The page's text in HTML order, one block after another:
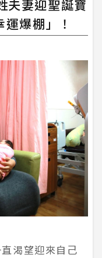
夫妻迎聖誕寶
爆棚」！
渴望迎來自己